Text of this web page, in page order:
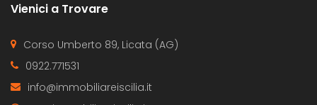
Vienici a Trovare
Corso Umberto 89, Licata (AG)
0922.771531
info@immobiliareiscilia.it